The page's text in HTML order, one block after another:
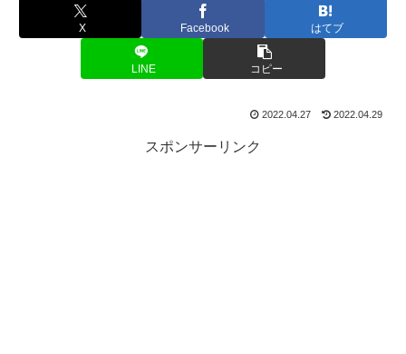
X Facebook はてブ
LINE コピー
2022.04.27 2022.04.29
スポンサーリンク